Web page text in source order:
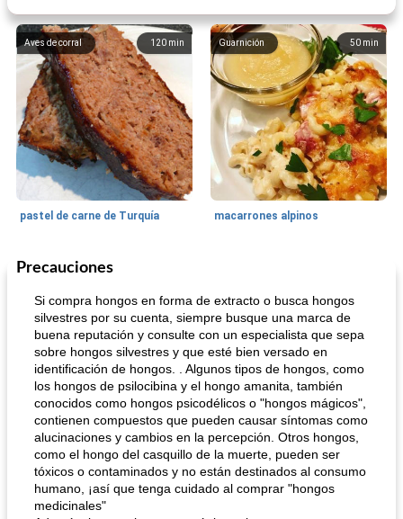
120 min
Aves de corral
pastel de carne de Turquía
50 min
Guarnición
macarrones alpinos
Cocina del mundo
mochi fácil Salsa de salchicha picante
Precauciones
Si compra hongos en forma de extracto o busca hongos
silvestres por su cuenta, siempre busque una marca de
buena reputación y consulte con un especialista que sepa
sobre hongos silvestres y que esté bien versado en
identificación de hongos. . Algunos tipos de hongos, como
los hongos de psilocibina y el hongo amanita, también
conocidos como hongos psicodélicos o "hongos mágicos",
contienen compuestos que pueden causar síntomas como
alucinaciones y cambios en la percepción. Otros hongos,
como el hongo del casquillo de la muerte, pueden ser
tóxicos o contaminados y no están destinados al consumo
humano, ¡así que tenga cuidado al comprar "hongos
medicinales"